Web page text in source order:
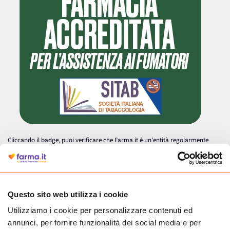
Questo sito web utilizza i cookie
Utilizziamo i cookie per personalizzare contenuti ed
annunci, per fornire funzionalità dei social media e per
Cliccando il badge, puoi verificare che Farma.it è un'entità regolarmente
autorizzata dal Ministero della Salute a effettuare la vendita online di
medicinali.